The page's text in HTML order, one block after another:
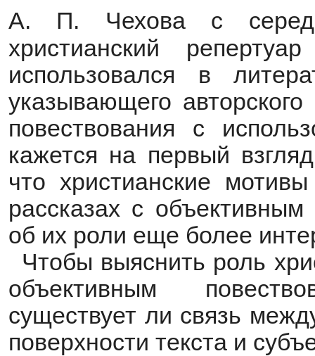
А. П. Чехова с
христианский
использовался в
указывающего
повествования с
кажется на первый
что христианские
рассказах с
об их роли еще более
Чтобы выяснить роль
объективным
существует ли связь
поверхности текста и